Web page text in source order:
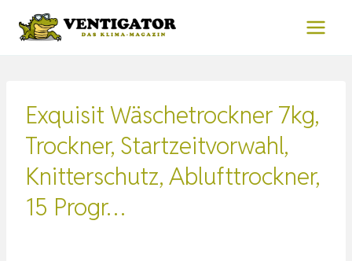
Inhalt
Exquisit Wäschetrockner 7kg,
Trockner, Startzeitvorwahl,
Knitterschutz, Ablufttrockner,
15 Progr…